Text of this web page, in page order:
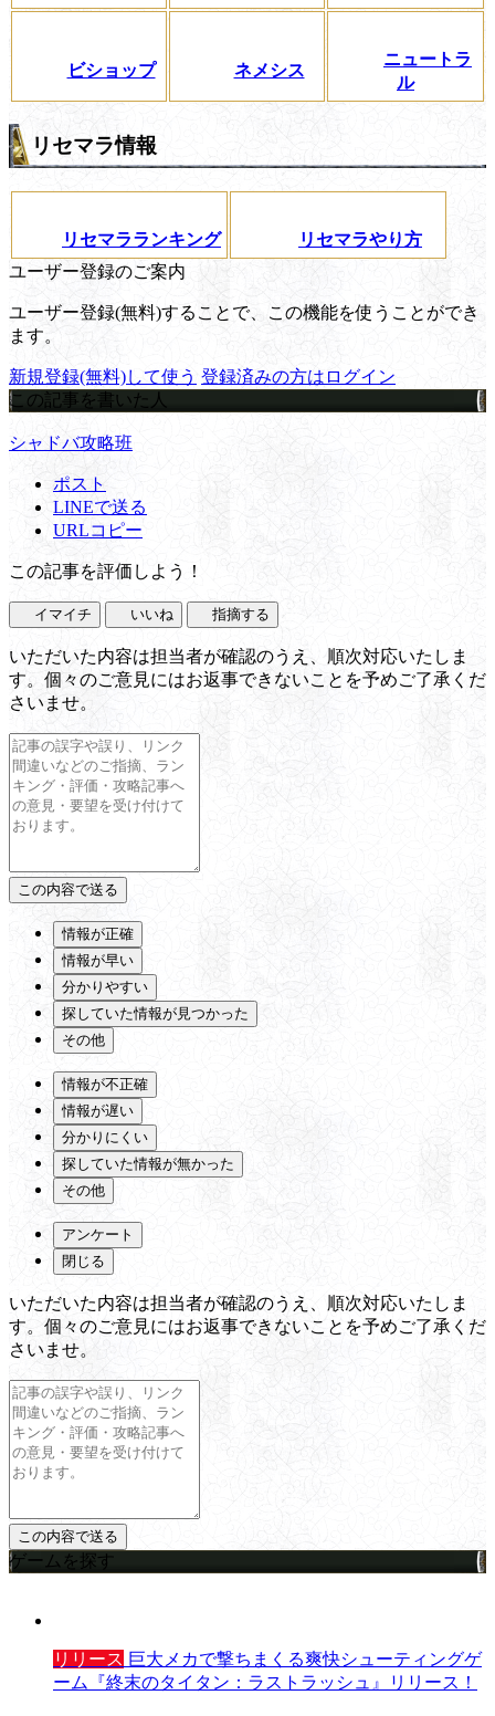
ビショップ ネメシス
ニュートラ
ル
リセマラ情報
リセマラランキング
リセマラやり方
ユーザー登録のご案内
ユーザー登録(無料)することで、この機能を使うことができ
ます。
新規登録(無料)して使う 登録済みの方はログイン
この記事を書いた人
シャドバ攻略班
ポスト
LINEで送る
URLコピー
この記事を評価しよう！
イマイチ いいね 指摘する
いただいた内容は担当者が確認のうえ、順次対応いたしま
す。個々のご意見にはお返事できないことを予めご了承くだ
さいませ。
情報が正確
情報が早い
分かりやすい
探していた情報が見つかった
その他
情報が不正確
情報が遅い
分かりにくい
探していた情報が無かった
その他
アンケート
閉じる
いただいた内容は担当者が確認のうえ、順次対応いたしま
す。個々のご意見にはお返事できないことを予めご了承くだ
さいませ。
ゲームを探す
リリース 巨大メカで撃ちまくる爽快シューティングゲ
ーム『終末のタイタン：ラストラッシュ』リリース！